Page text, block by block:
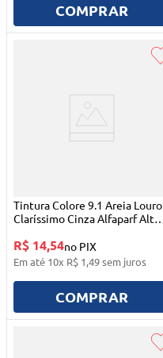
COMPRAR
Tintura Colore 9.1 Areia Louro
Claríssimo Cinza Alfaparf Alta
R$ 14,54no PIX
Em até 10x R$ 1,49sem juros
COMPRAR